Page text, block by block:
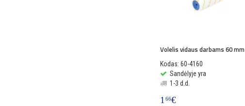
Volelis vidaus darbams 60 mm
Kodas: 60-4160
Sandėlyje yra
1-3 d.d.
166€